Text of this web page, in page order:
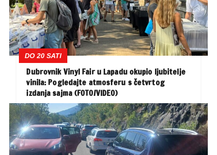
DO 20 SATI
Dubrovnik Vinyl Fair u Lapadu okupio ljubitelje
vinila: Pogledajte atmosferu s četvrtog
izdanja sajma (FOTO/VIDEO)